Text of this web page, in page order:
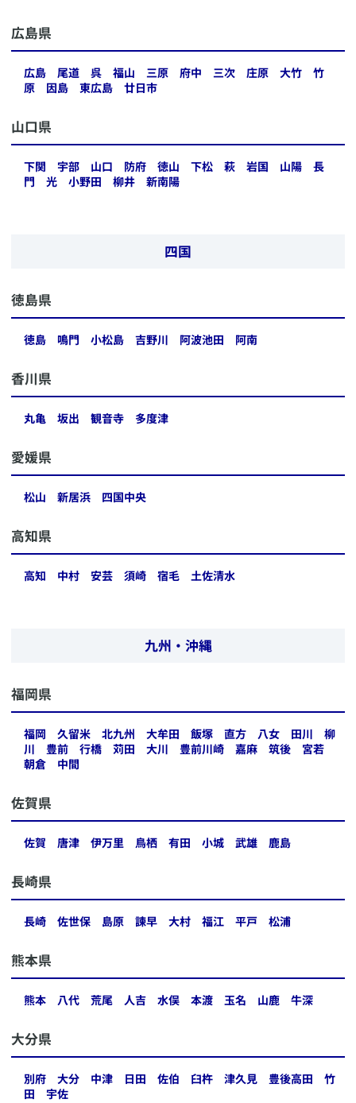
​広島県
広島 尾道 呉 福山 三原 府中 三次 庄原 大竹
竹
原
因島 東広島 廿日市
​山口県
下関 宇部 山口 防府 徳山 下松 萩 岩国 山陽
長
門
光 小野田 柳井 新南陽
四国
​徳島県
徳島 鳴門 小松島 吉野川 阿波池田 阿南
​香川県
丸亀 坂出 観音寺 多度津
​愛媛県
松山 新居浜 四国中央
​高知県
高知 中村 安芸 須崎 宿毛 土佐清水
九州・沖縄
​福岡県
福岡 久留米 北九州 大牟田 飯塚 直方 八女 田川
柳
川
豊前 行橋 苅田 大川 豊前川崎 嘉麻 筑後
宮若
朝倉
中間
​佐賀県
佐賀 唐津 伊万里 鳥栖 有田 小城 武雄 鹿島
​長崎県
長崎 佐世保 島原 諫早 大村 福江 平戸 松浦
​熊本県
熊本 八代 荒尾 人吉 水俣 本渡 玉名 山鹿 牛深
​大分県
別府 大分 中津 日田 佐伯 臼杵 津久見 豊後高田
竹
田
宇佐